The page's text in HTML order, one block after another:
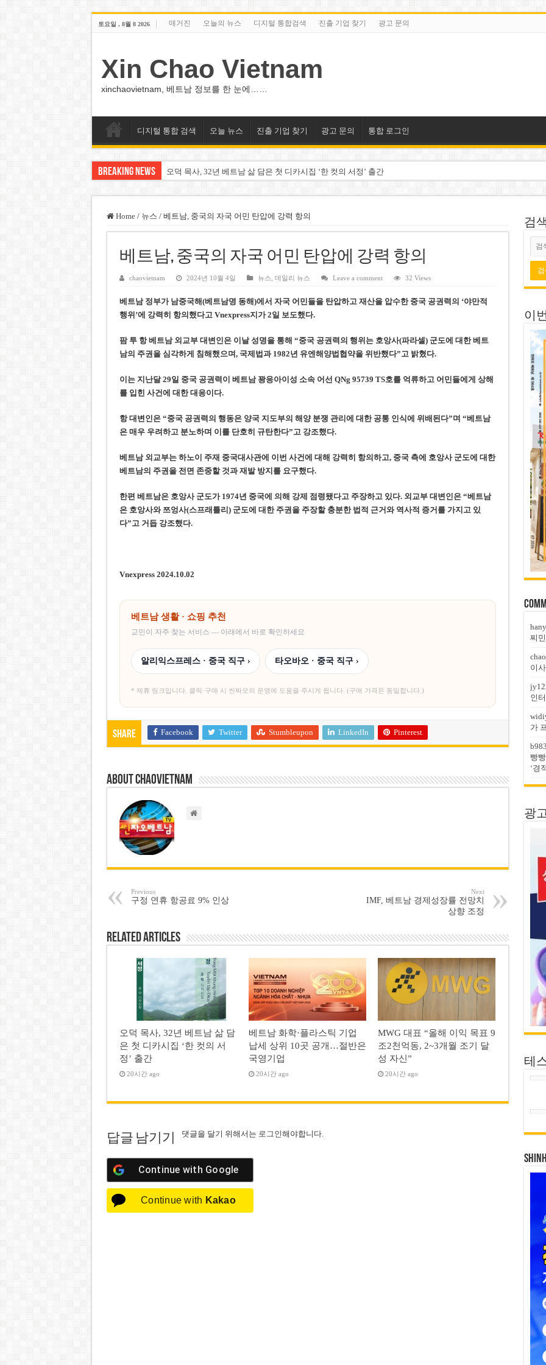
토요일 , 8월 8 2026 매거진 오늘의 뉴스 디지털 통합검색 진출 기업 찾기 광고 문의
Xin Chao Vietnam
xinchaovietnam, 베트남 정보를 한 눈에……
디지털 통합 검색 오늘 뉴스 진출 기업 찾기 광고 문의 통합 로그인
Breaking News 오덕 목사, 32년 베트남 삶 담은 첫 디카시집 ‘한 컷의 서정’ 출간
MWG 대표 “올해 이익 목표 9조2천억동, 2~3개월 조기 달성 자신”
FIFA 인판티노 회장, 유럽 축구계·북미 정치권 불신임 압박 직면
미화원 쪽방 휴게실 논란…허리도 못 펴는 열악한 환경
호찌민시, 올해 국경절 연휴 5일 연속 휴무 확정… 8월 29일~9월 2일
우크라이나 전황 1,623일: 키이우, 탄도미사일 요격 실패…드론, 모스크바 집중 공격
호찌민 Đá Đỏ 수로 정비 사업, 2026년 말 완공 목표
미 국방부, 육군 참모총장 임명 난항
조세심판원, 배우 유연석 30억 세금 불복 청구 기각
Home / 뉴스 / 베트남, 중국의 자국 어민 탄압에 강력 항의
베트남, 중국의 자국 어민 탄압에 강력 항의
chaovietnam 2024년 10월 4일 뉴스 데일리 뉴스 Leave a comment 32 Views
베트남 정부가 남중국해(베트남명 동해)에서 자국 어민들을 탄압하고 재산을 압수한 중국 공권력의 ‘야만적
행위’에 강력히 항의했다고 Vnexpress지가 2일 보도했다.
팜 투 항 베트남 외교부 대변인은 이날 성명을 통해 “중국 공권력의 행위는 호앙사(파라셀) 군도에 대한 베트
남의 주권을 심각하게 침해했으며, 국제법과 1982년 유엔해양법협약을 위반했다”고 밝혔다.
이는 지난달 29일 중국 공권력이 베트남 꽝응아이성 소속 어선 QNg 95739 TS호를 억류하고 어민들에게 상해
를 입힌 사건에 대한 대응이다.
항 대변인은 “중국 공권력의 행동은 양국 지도부의 해양 분쟁 관리에 대한 공통 인식에 위배된다”며 “베트남
은 매우 우려하고 분노하며 이를 단호히 규탄한다”고 강조했다.
베트남 외교부는 하노이 주재 중국대사관에 이번 사건에 대해 강력히 항의하고, 중국 측에 호앙사 군도에 대한
베트남의 주권을 전면 존중할 것과 재발 방지를 요구했다.
한편 베트남은 호앙사 군도가 1974년 중국에 의해 강제 점령됐다고 주장하고 있다. 외교부 대변인은 “베트남
은 호앙사와 쯔엉사(스프래틀리) 군도에 대한 주권을 주장할 충분한 법적 근거와 역사적 증거를 가지고 있
다”고 거듭 강조했다.
Vnexpress 2024.10.02
베트남 생활 · 쇼핑 추천
교민이 자주 찾는 서비스 — 아래에서 바로 확인하세요
알리익스프레스 · 중국 직구 › 타오바오 · 중국 직구 ›
* 제휴 링크입니다. 클릭·구매 시 씬짜오의 운영에 도움을 주시게 됩니다. (구매 가격은 동일합니다.)
Share Facebook Twitter Stumbleupon LinkedIn Pinterest
About chaovietnam
Previous
구정 연휴 항공료 9% 인상
Next
IMF, 베트남 경제성장률 전망치
상향 조정
Related Articles
오덕 목사, 32년 베트남 삶 담
은 첫 디카시집 ‘한 컷의 서
정’ 출간
20시간 ago
베트남 화학·플라스틱 기업
납세 상위 10곳 공개…절반은
국영기업
20시간 ago
MWG 대표 “올해 이익 목표 9
조2천억동, 2~3개월 조기 달
성 자신”
20시간 ago
답글 남기기 댓글을 달기 위해서는 로그인해야합니다.
Continue with Google
Continue with Kakao
검
이
찌
이
인
가
빵
‘경
광
테